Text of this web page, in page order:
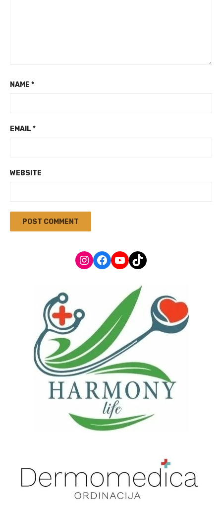
NAME *
EMAIL *
WEBSITE
Instagram
Facebook
YouTube
TikTok